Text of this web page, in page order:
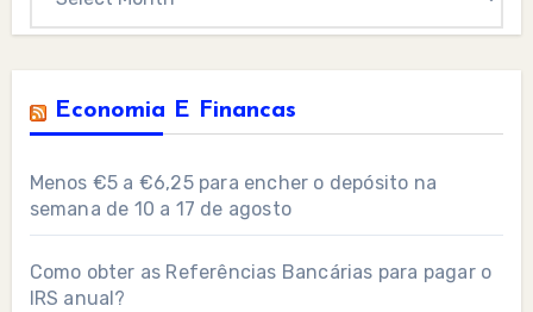
Economia E Financas
Menos €5 a €6,25 para encher o depósito na
semana de 10 a 17 de agosto
Como obter as Referências Bancárias para pagar o
IRS anual?